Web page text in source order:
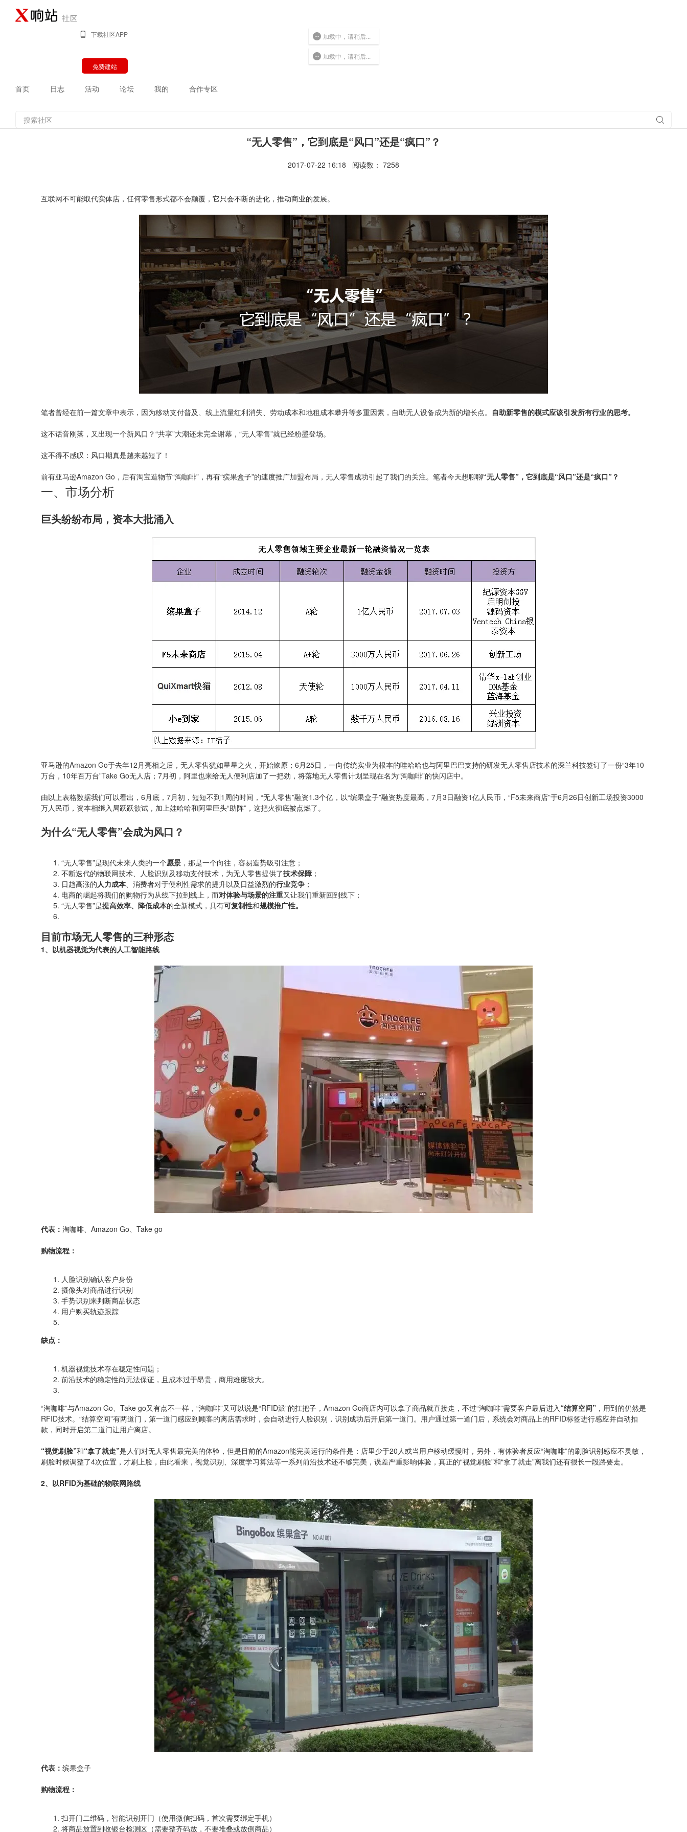
下载社区APP
免费建站
首页 日志 活动 论坛 我的 合作专区
搜索社
“无人零售”，它到底是“风口”还是“疯口”？
2017-07-22 16:18 阅读数： 7258
互联网不可能取代实体店，任何零售形式都不会颠覆，它只会不断的进化，推动商业的发展。
笔者曾经在前一篇文章中表示，因为移动支付普及、线上流量红利消失、劳动成本和地租成本攀升等多重因素，自助无人设备成为新的增长点。 自助新零售的模式应该引发所有行业的思考。
这不话音刚落，又出现一个新风口？“共享”大潮还未完全谢幕，“无人零售”就已经粉墨登场。
这不得不感叹：风口期真是越来越短了！
前有亚马逊Amazon Go，后有淘宝造物节“淘咖啡”，再有“缤果盒子”的速度推广加盟布局，无人零售成功引起了我们的关注。笔者今天想聊聊“无人零售”，它到底是“风口”还是“疯口”？
一、市场分析
巨头纷纷布局，资本大批涌入
亚马逊的Amazon Go于去年12月亮相之后，无人零售犹如星星之火，开始燎原；6月25日，一向传统实业为根本的哇哈哈也与阿里巴巴支持的研发无人零售店技术的深兰科技签订了一份“3年10
万台，10年百万台”Take Go无人店；7月初，阿里也来给无人便利店加了一把劲，将落地无人零售计划呈现在名为“淘咖啡”的快闪店中。
由以上表格数据我们可以看出，6月底，7月初，短短不到1周的时间，“无人零售”融资1.3个亿，以“缤果盒子”融资热度最高，7月3日融资1亿人民币，“F5未来商店”于6月26日创新工场投资3000
万人民币，资本相继入局跃跃欲试，加上娃哈哈和阿里巨头“助阵”，这把火彻底被点燃了。
为什么“无人零售”会成为风口？
“无人零售”是现代未来人类的一个愿景 ，那是一个向往，容易造势吸引注意；
不断迭代的物联网技术、人脸识别及移动支付技术，为无人零售提供了技术保障 ；
日趋高涨的人力成本、消费者对于便利性需求的提升以及日益激烈的行业竞争 ；
电商的崛起将我们的购物行为从线下拉到线上，而对体验与场景的注重又让我们重新回到线下；
“无人零售”是提高效率、降低成本的全新模式，具有可复制性和规模推广性。
目前市场无人零售的三种形态
1、以机器视觉为代表的人工智能路线
代表： 淘咖啡、Amazon Go、Take go
购物流程：
人脸识别确认客户身份
摄像头对商品进行识别
手势识别来判断商品状态
用户购买轨迹跟踪
缺点：
机器视觉技术存在稳定性问题；
前沿技术的稳定性尚无法保证，且成本过于昂贵，商用难度较大。
“淘咖啡”与Amazon Go、Take go又有点不一样，“淘咖啡”又可以说是“RFID派”的扛把子，Amazon Go商店内可以拿了商品就直接走，不过“淘咖啡”需要客户最后进入“结算空间” ，用到的仍然是
RFID技术。“结算空间”有两道门，第一道门感应到顾客的离店需求时，会自动进行人脸识别，识别成功后开启第一道门。用户通过第一道门后，系统会对商品上的RFID标签进行感应并自动扣
款，同时开启第二道门让用户离店。
“视觉刷脸”和“拿了就走”是人们对无人零售最完美的体验，但是目前的Amazon能完美运行的条件是：店里少于20人或当用户移动缓慢时，另外，有体验者反应“淘咖啡”的刷脸识别感应不灵敏，
刷脸时候调整了4次位置，才刷上脸，由此看来，视觉识别、深度学习算法等一系列前沿技术还不够完美，误差严重影响体验，真正的“视觉刷脸”和“拿了就走”离我们还有很长一段路要走。
2、以RFID为基础的物联网路线
代表： 缤果盒子
购物流程：
扫开门二维码，智能识别开门（使用微信扫码，首次需要绑定手机）
将商品放置到收银台检测区（需要整齐码放，不要堆叠或放倒商品）
加载中，请稍后...
加载中，请稍后...